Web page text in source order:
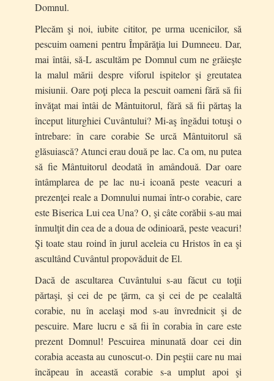
Domnul.
Plecăm şi noi, iubite cititor, pe urma ucenicilor, să
pescuim oameni pentru Împărăţia lui Dumneeu. Dar,
mai întâi, să-L ascultăm pe Domnul cum ne grăieşte
la malul mării despre viforul ispitelor şi greutatea
misiunii. Oare poţi pleca la pescuit oameni fără să fii
învăţat mai întâi de Mântuitorul, fără să fii părtaş la
început liturghiei Cuvântului? Mi-aş îngădui totuşi o
întrebare: în care corabie Se urcă Mântuitorul să
glăsuiască? Atunci erau două pe lac. Ca om, nu putea
să fie Mântuitorul deodată în amândouă. Dar oare
întâmplarea de pe lac nu-i icoană peste veacuri a
prezenţei reale a Domnului numai într-o corabie, care
este Biserica Lui cea Una? O, şi câte corăbii s-au mai
înmulţit din cea de a doua de odinioară, peste veacuri!
Şi toate stau roind în jurul aceleia cu Hristos în ea şi
ascultând Cuvântul propovăduit de El.
Dacă de ascultarea Cuvântului s-au făcut cu toţii
părtaşi, şi cei de pe ţărm, ca şi cei de pe cealaltă
corabie, nu în acelaşi mod s-au învrednicit şi de
pescuire. Mare lucru e să fii în corabia în care este
prezent Domnul! Pescuirea minunată doar cei din
corabia aceasta au cunoscut-o. Din peştii care nu mai
încăpeau în această corabie s-a umplut apoi şi